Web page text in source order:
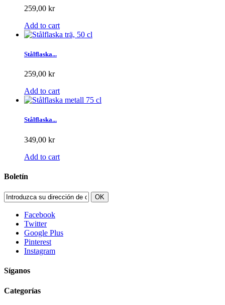
259,00 kr
Add to cart
Stålflaska...
259,00 kr
Add to cart
Stålflaska...
349,00 kr
Add to cart
Boletín
OK
Facebook
Twitter
Google Plus
Pinterest
Instagram
Síganos
Categorías